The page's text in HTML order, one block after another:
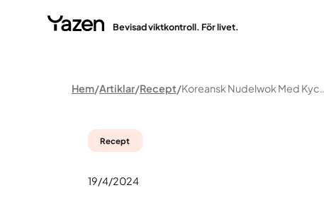
Bevisad viktkontroll. För livet.
Hem Artiklar Recept Koreansk
Recept
19/4/2024